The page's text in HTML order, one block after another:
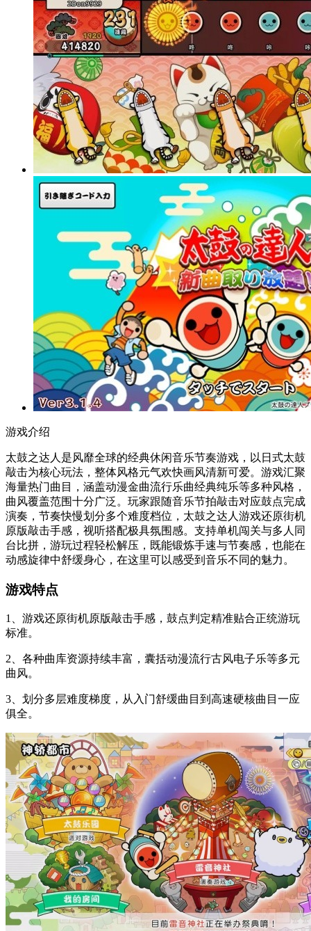
游戏介绍
太鼓之达人是风靡全球的经典休闲音乐节奏游戏，以日式太鼓
敲击为核心玩法，整体风格元气欢快画风清新可爱。游戏汇聚
海量热门曲目，涵盖动漫金曲流行乐曲经典纯乐等多种风格，
曲风覆盖范围十分广泛。玩家跟随音乐节拍敲击对应鼓点完成
演奏，节奏快慢划分多个难度档位，太鼓之达人游戏还原街机
原版敲击手感，视听搭配极具氛围感。支持单机闯关与多人同
台比拼，游玩过程轻松解压，既能锻炼手速与节奏感，也能在
动感旋律中舒缓身心，在这里可以感受到音乐不同的魅力。
游戏特点
1、游戏还原街机原版敲击手感，鼓点判定精准贴合正统游玩
标准。
2、各种曲库资源持续丰富，囊括动漫流行古风电子乐等多元
曲风。
3、划分多层难度梯度，从入门舒缓曲目到高速硬核曲目一应
俱全。